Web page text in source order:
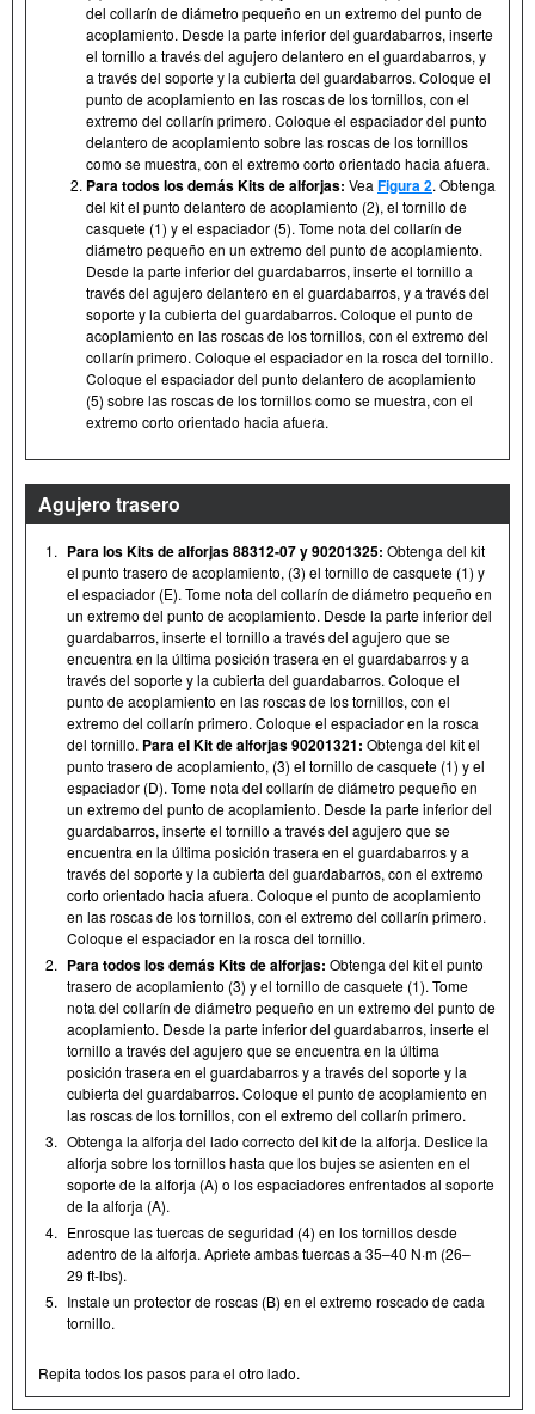
del collarín de diámetro pequeño en un extremo del punto de
acoplamiento. Desde la parte inferior del guardabarros, inserte
el tornillo a través del agujero delantero en el guardabarros, y
a través del soporte y la cubierta del guardabarros. Coloque el
punto de acoplamiento en las roscas de los tornillos, con el
extremo del collarín primero. Coloque el espaciador del punto
delantero de acoplamiento sobre las roscas de los tornillos
como se muestra, con el extremo corto orientado hacia afuera.
Para todos los demás Kits de alforjas: Vea Figura 2. Obtenga
del kit el punto delantero de acoplamiento (2), el tornillo de
casquete (1) y el espaciador (5). Tome nota del collarín de
diámetro pequeño en un extremo del punto de acoplamiento.
Desde la parte inferior del guardabarros, inserte el tornillo a
través del agujero delantero en el guardabarros, y a través del
soporte y la cubierta del guardabarros. Coloque el punto de
acoplamiento en las roscas de los tornillos, con el extremo del
collarín primero. Coloque el espaciador en la rosca del tornillo.
Coloque el espaciador del punto delantero de acoplamiento
(5) sobre las roscas de los tornillos como se muestra, con el
extremo corto orientado hacia afuera.
Agujero trasero
1. Para los Kits de alforjas 88312-07 y 90201325: Obtenga del kit
el punto trasero de acoplamiento, (3) el tornillo de casquete (1) y
el espaciador (E). Tome nota del collarín de diámetro pequeño en
un extremo del punto de acoplamiento. Desde la parte inferior del
guardabarros, inserte el tornillo a través del agujero que se
encuentra en la última posición trasera en el guardabarros y a
través del soporte y la cubierta del guardabarros. Coloque el
punto de acoplamiento en las roscas de los tornillos, con el
extremo del collarín primero. Coloque el espaciador en la rosca
del tornillo. Para el Kit de alforjas 90201321: Obtenga del kit el
punto trasero de acoplamiento, (3) el tornillo de casquete (1) y el
espaciador (D). Tome nota del collarín de diámetro pequeño en
un extremo del punto de acoplamiento. Desde la parte inferior del
guardabarros, inserte el tornillo a través del agujero que se
encuentra en la última posición trasera en el guardabarros y a
través del soporte y la cubierta del guardabarros, con el extremo
corto orientado hacia afuera. Coloque el punto de acoplamiento
en las roscas de los tornillos, con el extremo del collarín primero.
Coloque el espaciador en la rosca del tornillo.
2. Para todos los demás Kits de alforjas: Obtenga del kit el punto
trasero de acoplamiento (3) y el tornillo de casquete (1). Tome
nota del collarín de diámetro pequeño en un extremo del punto de
acoplamiento. Desde la parte inferior del guardabarros, inserte el
tornillo a través del agujero que se encuentra en la última
posición trasera en el guardabarros y a través del soporte y la
cubierta del guardabarros. Coloque el punto de acoplamiento en
las roscas de los tornillos, con el extremo del collarín primero.
3. Obtenga la alforja del lado correcto del kit de la alforja. Deslice la
alforja sobre los tornillos hasta que los bujes se asienten en el
soporte de la alforja (A) o los espaciadores enfrentados al soporte
de la alforja (A).
4. Enrosque las tuercas de seguridad (4) en los tornillos desde
adentro de la alforja. Apriete ambas tuercas a 35–40 N·m (26–
29 ft-lbs).
5. Instale un protector de roscas (B) en el extremo roscado de cada
tornillo.
Repita todos los pasos para el otro lado.